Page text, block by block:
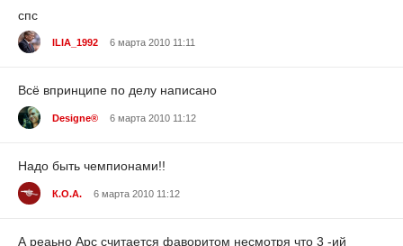
спс
ILIA_1992 6 марта 2010 11:11
Всё впринципе по делу написано
Designe® 6 марта 2010 11:12
Надо быть чемпионами!!
К.О.А. 6 марта 2010 11:12
А реаьно Арс считается фаворитом несмотря что 3 -ий